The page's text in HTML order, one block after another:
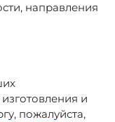
направления
и
пожалуйста,